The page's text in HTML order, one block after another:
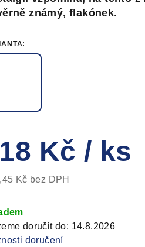
známý, flakónek.
Kč / ks
Kč bez DPH
doručit do: 14.8.2026
doručení